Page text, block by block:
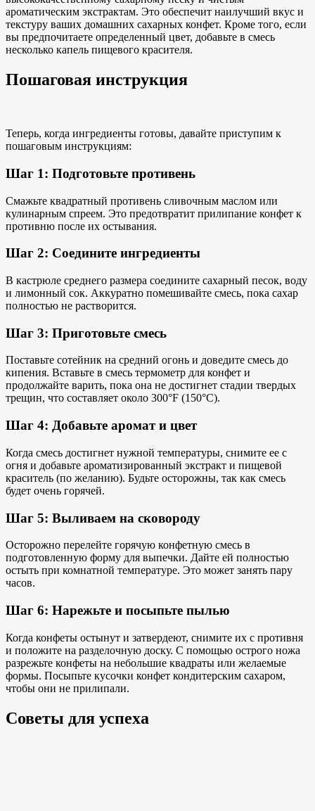
ароматическим экстрактам. Это обеспечит наилучший вкус и
текстуру ваших домашних сахарных конфет. Кроме того, если
вы предпочитаете определенный цвет, добавьте в смесь
несколько капель пищевого красителя.
Пошаговая инструкция
Теперь, когда ингредиенты готовы, давайте приступим к
пошаговым инструкциям:
Шаг 1: Подготовьте противень
Смажьте квадратный противень сливочным маслом или
кулинарным спреем. Это предотвратит прилипание конфет к
противню после их остывания.
Шаг 2: Соедините ингредиенты
В кастрюле среднего размера соедините сахарный песок, воду
и лимонный сок. Аккуратно помешивайте смесь, пока сахар
полностью не растворится.
Шаг 3: Приготовьте смесь
Поставьте сотейник на средний огонь и доведите смесь до
кипения. Вставьте в смесь термометр для конфет и
продолжайте варить, пока она не достигнет стадии твердых
трещин, что составляет около 300°F (150°C).
Шаг 4: Добавьте аромат и цвет
Когда смесь достигнет нужной температуры, снимите ее с
огня и добавьте ароматизированный экстракт и пищевой
краситель (по желанию). Будьте осторожны, так как смесь
будет очень горячей.
Шаг 5: Выливаем на сковороду
Осторожно перелейте горячую конфетную смесь в
подготовленную форму для выпечки. Дайте ей полностью
остыть при комнатной температуре. Это может занять пару
часов.
Шаг 6: Нарежьте и посыпьте пылью
Когда конфеты остынут и затвердеют, снимите их с противня
и положите на разделочную доску. С помощью острого ножа
разрежьте конфеты на небольшие квадраты или желаемые
формы. Посыпьте кусочки конфет кондитерским сахаром,
чтобы они не прилипали.
Советы для успеха